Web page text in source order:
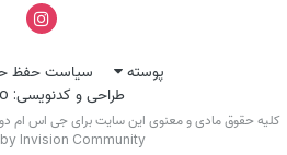
پوسته
سیاست حفظ
طراحی و کدنویسی: Ravixo
حقوق مادی و معنوی این سایت برای جی اس ام
by Invision Community